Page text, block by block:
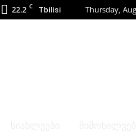
22.2 C Tbilisi Thursday,